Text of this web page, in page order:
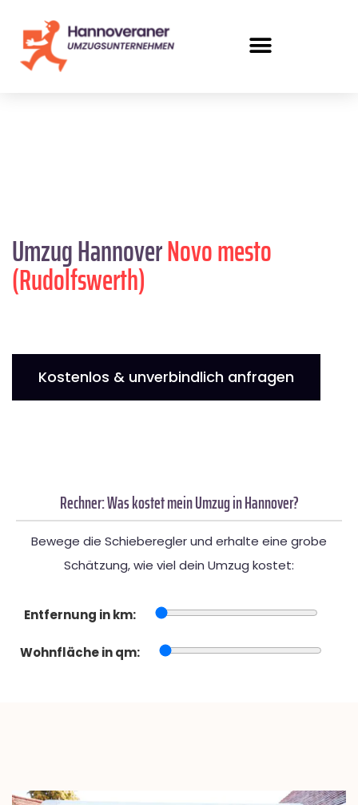
Umzug HannoverNovo mesto
(Rudolfswerth)
Kostenlos & unverbindlich anfragen
Rechner: Was kostet mein Umzug in Hannover?
Bewege die Schieberegler und erhalte eine grobe
Schätzung, wie viel dein Umzug kostet:
Entfernung in km:
Wohnfläche in qm: